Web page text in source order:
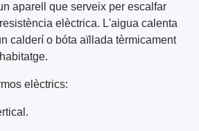
aparell que serveix per escalfar
elèctrica. L'aigua calenta
calderí o bóta aïllada tèrmicament
elèctrics: